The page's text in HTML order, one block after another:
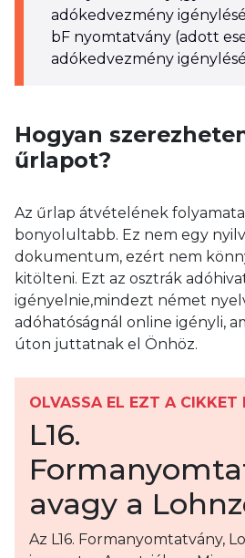
adókedvezmény
bF nyomtatvány (adott
adókedvezmény
Hogyan
űrlapot?
Az űrlap átvételének
bonyolultabb. Ez nem egy
dokumentum, ezért nem
kitölteni. Ezt az osztrák
igényelnie,mindezt német
adóhatóságnál online igényli,
úton juttatnak el Önhöz.
OLVASSA EL EZT A CIKKET
L16.
avagy a
Az L16. Formanyomtatvány,